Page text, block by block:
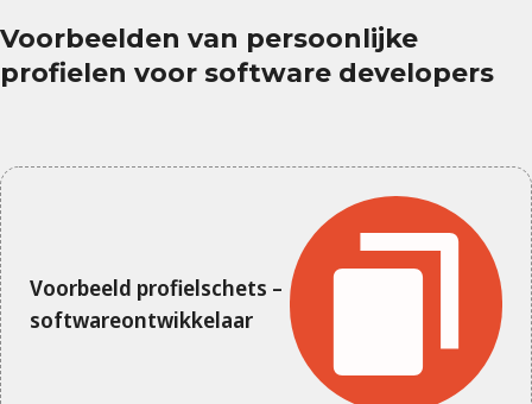
Voorbeelden van persoonlijke
profielen voor software developers
Voorbeeld profielschets –
softwareontwikkelaar